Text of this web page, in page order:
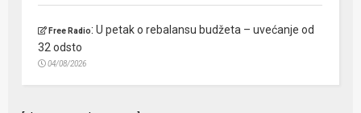
Free Radio:U petak o rebalansu budžeta – uvećanje od
32 odsto
04/08/2026